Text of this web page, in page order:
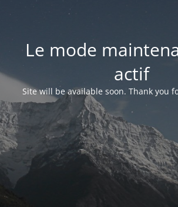
Le mode
actif
Site will be available soon. Thank you